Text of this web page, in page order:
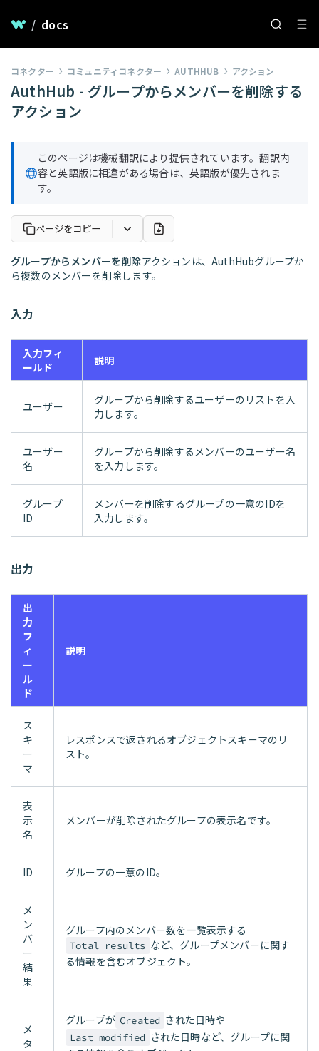
/ docs
コネクター コミュニティコネクター AUTHHUB アクション
AuthHub - グループからメンバーを削除する
アクション
このページは機械翻訳により提供されています。翻訳内
容と英語版に相違がある場合は、英語版が優先されま
す。
ページをコピー
グループからメンバーを削除アクションは、AuthHubグループか
ら複数のメンバーを削除します。
入力
入力フィ
ールド
説明
ユーザー
グループから削除するユーザーのリストを入
力します。
ユーザー
名
グループから削除するメンバーのユーザー名
を入力します。
グループ
ID
メンバーを削除するグループの一意のIDを
入力します。
出力
出
力
フ
ィ
ー
ル
ド
説明
ス
キ
ー
マ
レスポンスで返されるオブジェクトスキーマのリ
スト。
表
示
名
メンバーが削除されたグループの表示名です。
ID グループの一意のID。
メ
ン
バ
ー
結
果
グループ内のメンバー数を一覧表示する
Total results など、グループメンバーに関す
る情報を含むオブジェクト。
メ
タ
グループが Created された日時や
Last modified された日時など、グループに関